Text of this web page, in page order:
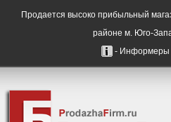
Продается высоко прибыльный
районе м. Юго-
-